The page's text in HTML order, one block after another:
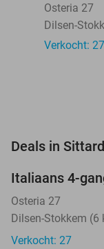
Osteria 27
Dilsen-
Verkocht: 27
Deals in
TODAY
Italiaans 4-
Osteria 27
Dilsen-Stokkem (6
Verkocht: 27